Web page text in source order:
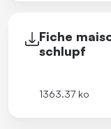
Fiche
schlupf
1363.37 ko